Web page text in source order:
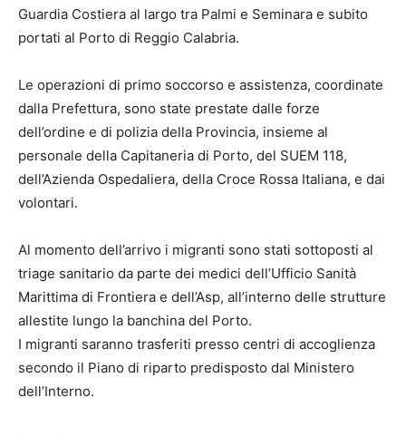
Guardia Costiera al largo tra Palmi e Seminara e subito
portati al Porto di Reggio Calabria.
Le operazioni di primo soccorso e assistenza, coordinate
dalla Prefettura, sono state prestate dalle forze
dell’ordine e di polizia della Provincia, insieme al
personale della Capitaneria di Porto, del SUEM 118,
dell’Azienda Ospedaliera, della Croce Rossa Italiana, e dai
volontari.
Al momento dell’arrivo i migranti sono stati sottoposti al
triage sanitario da parte dei medici dell’Ufficio Sanità
Marittima di Frontiera e dell’Asp, all’interno delle strutture
allestite lungo la banchina del Porto.
I migranti saranno trasferiti presso centri di accoglienza
secondo il Piano di riparto predisposto dal Ministero
dell’Interno.